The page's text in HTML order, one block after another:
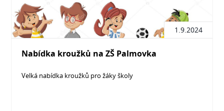
1.9.2024
Nabídka kroužků na ZŠ Palmovka
Velká nabídka kroužků pro žáky školy